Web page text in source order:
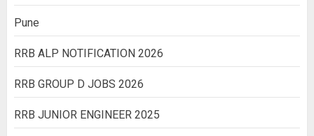
Pune
RRB ALP NOTIFICATION 2026
RRB GROUP D JOBS 2026
RRB JUNIOR ENGINEER 2025